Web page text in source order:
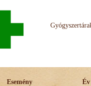
Esemény
Év